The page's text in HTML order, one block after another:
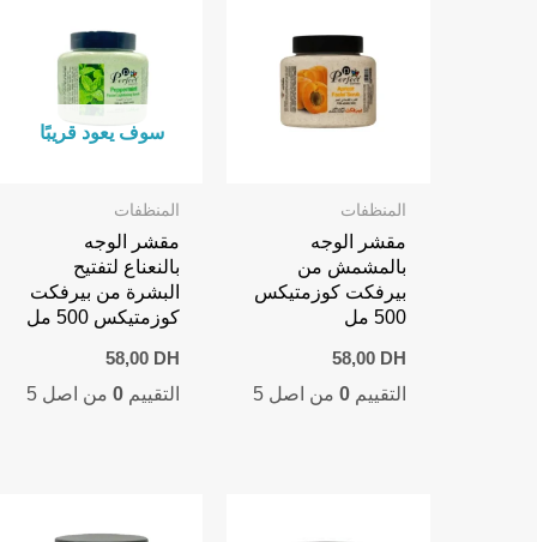
المنظفات
مقشر الوجه
بالمشمش من
بيرفكت كوزمتيكس
500 مل
58,00 DH
التقييم 0من اصل 5
سوف يعود قريبًا
المنظفات
مقشر الوجه
بالنعناع لتفتيح
البشرة من بيرفكت
كوزمتيكس 500 مل
58,00 DH
التقييم0 من اصل 5